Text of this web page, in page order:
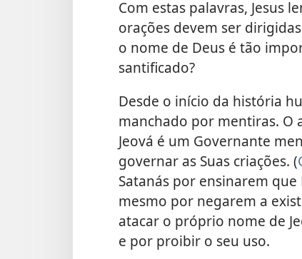
Com estas palavras, Jesus
orações devem ser
o nome de Deus é tão
santificado?
Desde o início da história
manchado por mentiras. O
Jeová é um Governante
governar as Suas criações. (
Satanás por ensinarem
mesmo por negarem a
atacar o próprio nome de
e por proibir o seu uso.